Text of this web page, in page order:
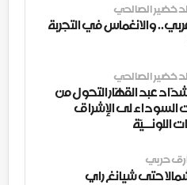
خضير الصالحي
والانغماس في التجربة
خضير الصالحي
عبد القهّار التحول من
السوداء لى الإشراق
اللونــيّة
حربي
شمالا حتى شيانغ راي